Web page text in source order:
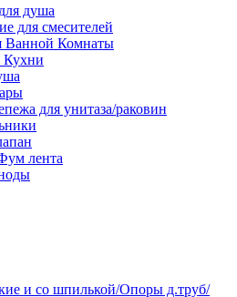
душа
для смесителей
Ванной Комнаты
Кухни
для унитаза/раковин
лента
и со шпилькой/Опоры д.труб/